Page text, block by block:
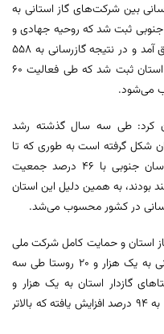
بین شرکت‌های گاز استانی به
جنوبی ثبت شد که روحیه جهادی و
خستگی‌ناپذیر کارکنان بر این تعداد هم فائق آمد و در نتیجه گازرسانی به ۵۵۸
روستا طی یک سال در کارنامه شرکت گاز استان ثبت شد که طی فعالیت ۶۰
می‌شود.
کرد: طی سه سال گذشته رشد
شکل گرفته است به طوری که تا
ابتدای سال ۱۳۹۷ فقط ۲۹۳ روستای خراسان جنوبی با ۴۶ درصد جمعیت
بودند، به همین دلیل این استان
در کشور محسوب می‌شد.
استان و حمایت کامل شرکت ملی
گاز ایران که دستاورد این همکاری، گازرسانی به یک هزار و ۲۰ روستا طی سه
گازدار استان به یک هزار و
۳۱۳ روستا و جمعیت زیر پوشش روستایی به ۹۴ درصد افزایش یافته که بالاتر